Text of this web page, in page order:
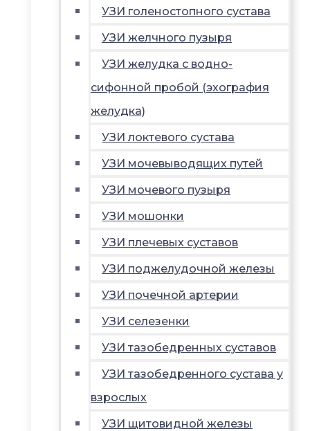
УЗИ голеностопного сустава
УЗИ желчного пузыря
УЗИ желудка с водно-
сифонной пробой (эхография
желудка)
УЗИ локтевого сустава
УЗИ мочевыводящих путей
УЗИ мочевого пузыря
УЗИ мошонки
УЗИ плечевых суставов
УЗИ поджелудочной железы
УЗИ почечной артерии
УЗИ селезенки
УЗИ тазобедренных суставов
УЗИ тазобедренного сустава у
взрослых
УЗИ щитовидной железы